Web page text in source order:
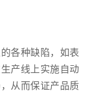
各种缺陷，如表
产线上实施自动
从而保证产品质